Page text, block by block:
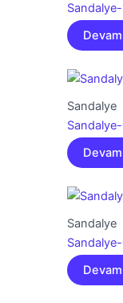
Sandalye
Sandalye